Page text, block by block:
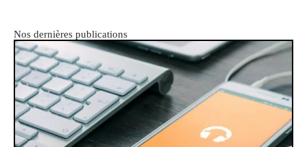
Nos dernières publications